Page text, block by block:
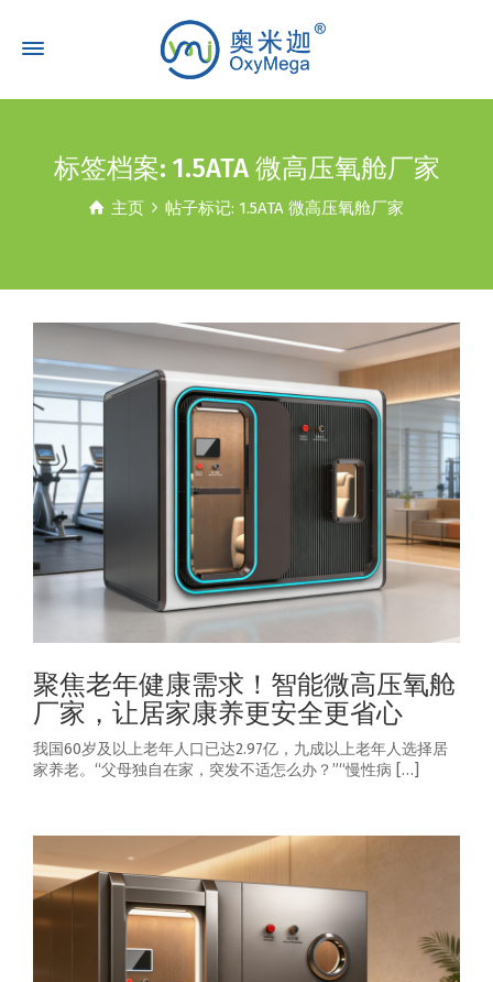
标签档案: 1.5ATA 微高压氧舱厂家
主页 帖子标记: 1.5ATA 微高压氧舱厂家
聚焦老年健康需求！智能微高压氧舱
厂家，让居家康养更安全更省心
我国60岁及以上老年人口已达2.97亿，九成以上老年人选择居
家养老。“父母独自在家，突发不适怎么办？”“慢性病 […]